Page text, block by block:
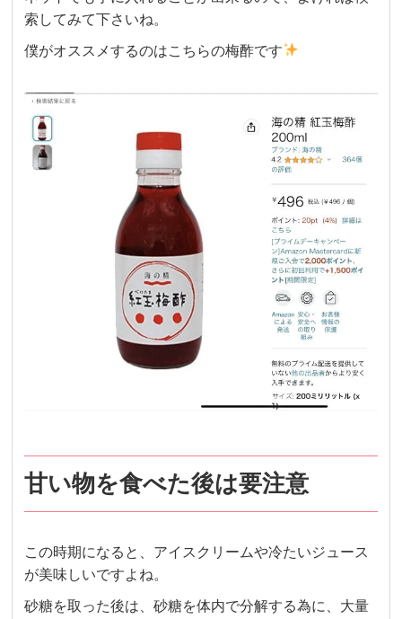
索してみて下さいね。
僕がオススメするのはこちらの梅酢です
甘い物を食べた後は要注意
この時期になると、アイスクリームや冷たいジュース
が美味しいですよね。
砂糖を取った後は、砂糖を体内で分解する為に、大量